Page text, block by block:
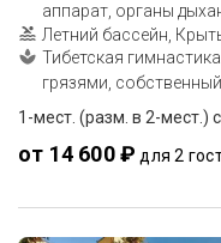
аппарат, органы
Летний бассейн,
Тибетская
грязями,
1-мест. (разм. в 2-мест.)
от 14 600 ₽ для 2